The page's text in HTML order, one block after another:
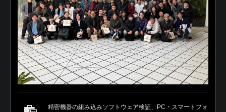
精密機器の組み込みソフトウェア検証、PC・スマートフォ